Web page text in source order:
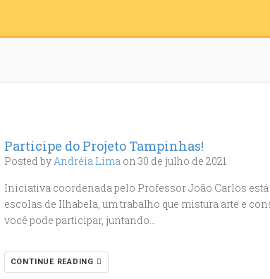
Participe do Projeto Tampinhas!
Posted byAndréia Limaon 30 de julho de 2021
Iniciativa coordenada pelo Professor João Carlos
escolas de Ilhabela, um trabalho que mistura arte e
você pode participar, juntando…
CONTINUE READING